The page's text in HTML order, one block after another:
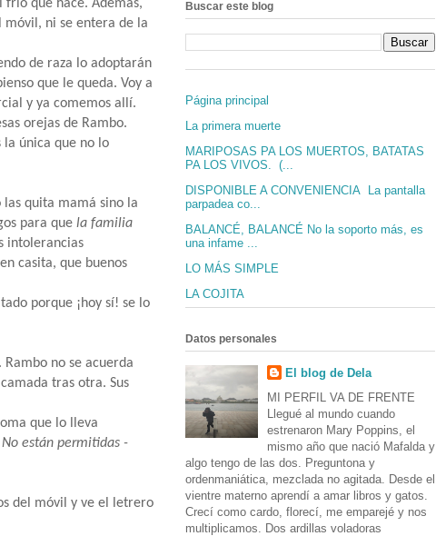
que hace. Además,
móvil, ni se entera de la
de raza lo adoptarán
que le queda. Voy a
y ya comemos allí.
orejas de Rambo.
la única que no lo
las quita mamá sino la
para que la familia
intolerancias
casita, que buenos
porque ¡hoy sí! se lo
no se acuerda
tras otra. Sus
que lo lleva
No están permitidas -
del móvil y ve el letrero
Buscar este blog
Página principal
La primera muerte
MARIPOSAS PA LOS MUERTOS, BATATAS
PA LOS VIVOS. (...
DISPONIBLE A CONVENIENCIA La pantalla
parpadea co...
BALANCÉ, BALANCÉ No la soporto más, es
una infame ...
LO MÁS SIMPLE
LA COJITA
Datos personales
El blog de Dela
MI PERFIL VA DE FRENTE
Llegué al mundo cuando
estrenaron Mary Poppins, el
mismo año que nació Mafalda y
algo tengo de las dos. Preguntona y
ordenmaniática, mezclada no agitada. Desde el
vientre materno aprendí a amar libros y gatos.
Crecí como cardo, florecí, me emparejé y nos
multiplicamos. Dos ardillas voladoras